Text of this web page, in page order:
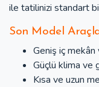
ile tatilinizi standart
Son Model
Geniş iç
Güçlü klima ve
Kısa ve uzun